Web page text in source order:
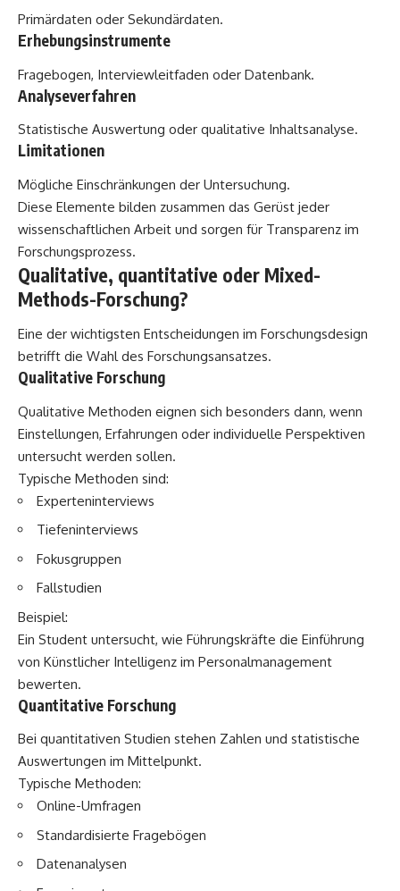
Primärdaten oder Sekundärdaten.
Erhebungsinstrumente
Fragebogen, Interviewleitfaden oder Datenbank.
Analyseverfahren
Statistische Auswertung oder qualitative Inhaltsanalyse.
Limitationen
Mögliche Einschränkungen der Untersuchung.
Diese Elemente bilden zusammen das Gerüst jeder
wissenschaftlichen Arbeit und sorgen für Transparenz im
Forschungsprozess.
Qualitative, quantitative oder Mixed-
Methods-Forschung?
Eine der wichtigsten Entscheidungen im Forschungsdesign
betrifft die Wahl des Forschungsansatzes.
Qualitative Forschung
Qualitative Methoden eignen sich besonders dann, wenn
Einstellungen, Erfahrungen oder individuelle Perspektiven
untersucht werden sollen.
Typische Methoden sind:
Experteninterviews
Tiefeninterviews
Fokusgruppen
Fallstudien
Beispiel:
Ein Student untersucht, wie Führungskräfte die Einführung
von Künstlicher Intelligenz im Personalmanagement
bewerten.
Quantitative Forschung
Bei quantitativen Studien stehen Zahlen und statistische
Auswertungen im Mittelpunkt.
Typische Methoden:
Online-Umfragen
Standardisierte Fragebögen
Datenanalysen